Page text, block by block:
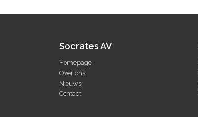
Socrates AV
Homepage
Over ons
Nieuws
Contact